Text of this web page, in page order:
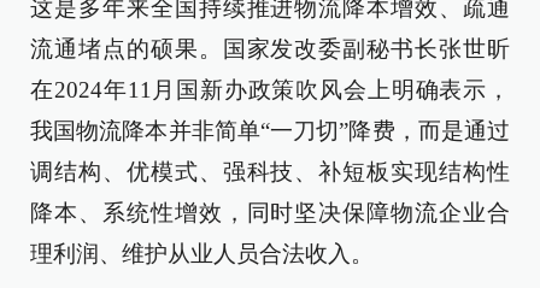
这是多年来全国持续推进物流降本增效、疏通
流通堵点的硕果。国家发改委副秘书长张世昕
在2024年11月国新办政策吹风会上明确表示，
我国物流降本并非简单“一刀切”降费，而是通过
调结构、优模式、强科技、补短板实现结构性
降本、系统性增效，同时坚决保障物流企业合
理利润、维护从业人员合法收入。